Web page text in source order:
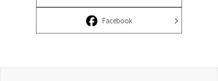
Facebook